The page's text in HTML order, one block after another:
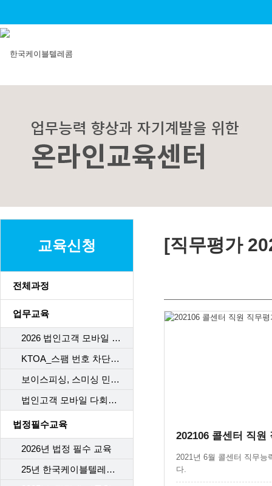
교육신청
전체과정
업무교육
2026 법인고객 모바일 다회선 구비서류
KTOA_스팸 번호 차단 시스템
보이스피싱, 스미싱 민원 응대 Process
법인고객 모바일 다회선 가이드라인 개정
법정필수교육
2026년 법정 필수 교육
25년 한국케이블텔레콤 (개인)정보보호교육
[직무평가
2021년 6월 콜센터 직무능
다.